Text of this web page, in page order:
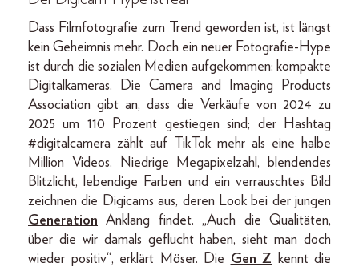
Dass Filmfotografie zum Trend geworden ist, ist längst
kein Geheimnis mehr. Doch ein neuer Fotografie-Hype
ist durch die sozialen Medien aufgekommen: kompakte
Digitalkameras. Die Camera and Imaging Products
Association gibt an, dass die Verkäufe von 2024 zu
2025 um 110 Prozent gestiegen sind; der Hashtag
#digitalcamera zählt auf TikTok mehr als eine halbe
Million Videos. Niedrige Megapixelzahl, blendendes
Blitzlicht, lebendige Farben und ein verrauschtes Bild
zeichnen die Digicams aus, deren Look bei der jungen
Generation Anklang findet. „Auch die Qualitäten,
über die wir damals geflucht haben, sieht man doch
wieder positiv“, erklärt Möser. Die Gen Z kennt die